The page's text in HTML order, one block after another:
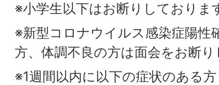
※小学生以下はお断りしておりま
※新型コロナウイルス感染症陽性
方、体調不良の方は面会をお断
※1週間以内に以下の症状のある